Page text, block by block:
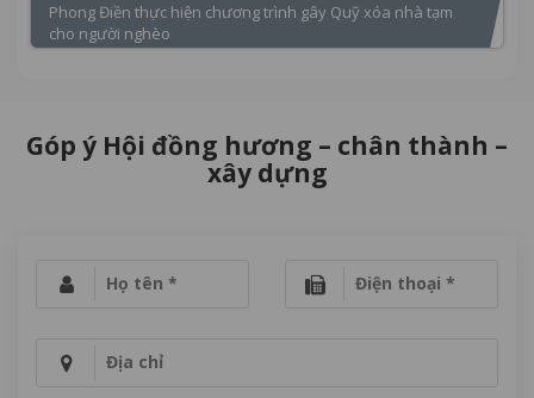
Phong Điền thực hiện chương trình gây Quỹ xóa nhà tạm
cho người nghèo
Góp ý Hội đồng hương – chân thành –
xây dựng
Họ tên * Điện thoại *
Địa chỉ